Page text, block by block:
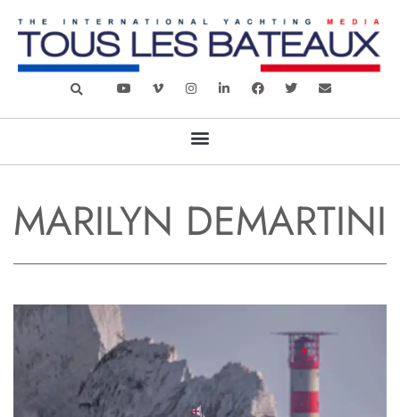
MARILYN DEMARTINI